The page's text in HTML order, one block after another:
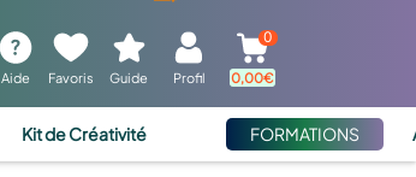
Aide Favoris Guide Profil
0
0,00€
Kit de Créativité FORMATIONS